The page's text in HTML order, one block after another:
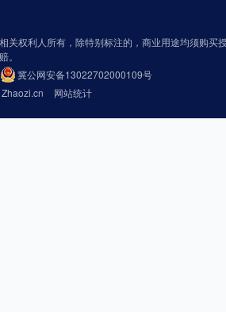
关权利人所有，除特别标注的，商业用途均须购买
。
冀公网安备13022702000109号
网站统计